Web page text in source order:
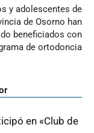
y adolescentes de
de Osorno han
beneficiados con
de ortodoncia
en «Club de